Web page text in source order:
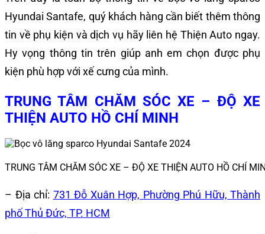
Hyundai Santafe, quý khách hàng cần biết thêm thông
tin về phụ kiện và dịch vụ hãy liên hệ Thiện Auto ngay.
Hy vọng thông tin trên giúp anh em chọn được phụ
kiện phù hợp với xế cưng của mình.
TRUNG TÂM CHĂM SÓC XE – ĐỘ XE
THIỆN AUTO HỒ CHÍ MINH
TRUNG TÂM CHĂM SÓC XE – ĐỘ XE THIỆN AUTO HỒ CHÍ
– Địa chỉ: 731 Đỗ Xuân Hợp, Phường Phú Hữu, Thành
phố Thủ Đức, TP. HCM